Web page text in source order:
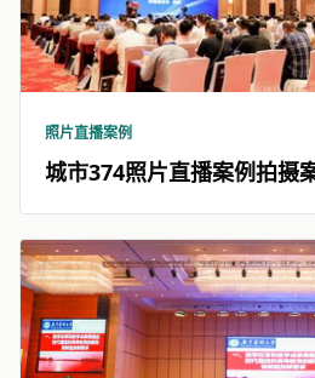
照片直播案例
城市374照片直播案例拍摄